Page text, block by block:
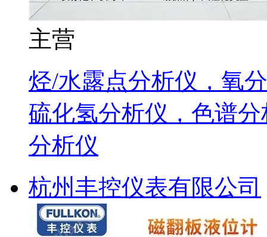
主营
烃/水露点分析仪，氧
硫化氢分析仪，色谱
分析仪
杭州丰控仪表有限公司